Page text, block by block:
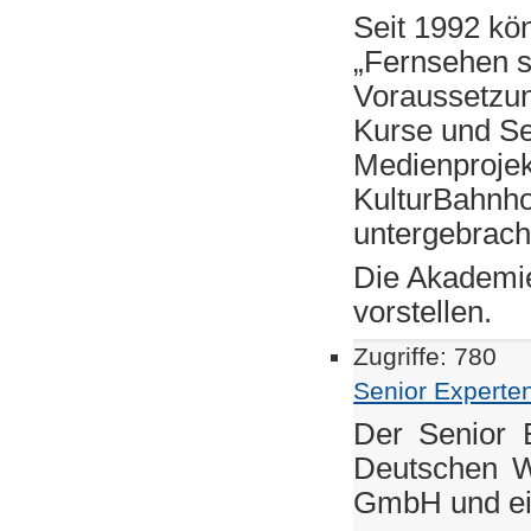
Seit 1992
„Fernsehen
Kurse und
Die
vorstellen.
Zugriffe: 780
Senior
Der Senior
Deutschen
GmbH und